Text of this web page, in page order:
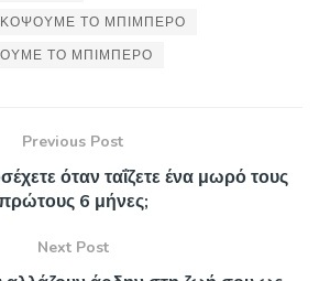
ΚΟΨΟΥΜΕ ΤΟ ΜΠΙΜΠΕΡΟ
ΤΟ ΜΠΙΜΠΕΡΟ
Previous Post
όταν ταΐζετε ένα μωρό τους
6 μήνες;
Next Post